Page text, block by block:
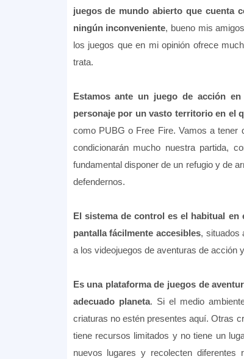
juegos de mundo abierto que cuenta
ningún inconveniente, bueno mis
los juegos que en mi opinión ofrece
trata.
Estamos ante un juego de acción
personaje por un vasto territorio en el
como PUBG o Free Fire. Vamos a tener
condicionarán mucho nuestra partida,
fundamental disponer de un refugio y de
defendernos.
El sistema de control es el habitual
pantalla fácilmente accesibles, situados
a los videojuegos de aventuras de acción
Es una plataforma de juegos de
adecuado planeta. Si el medio
criaturas no estén presentes aquí. Otras
tiene recursos limitados y no tiene un
nuevos lugares y recolecten diferentes